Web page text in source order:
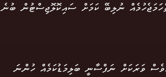
ނުލިބޭ ކަމަށް ސައިކޮލޮޖިސްޓުން ބުނެ
ވަރަކަށް ނަފްސާނީ ބަލިމަޑުކަމެއް ހުންނަ